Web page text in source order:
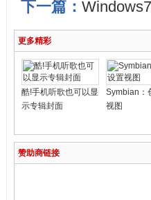
下一篇：
更多精彩
酷!手机听歌也可以显
示专辑封面
Symbian：
视图
赞助商链接